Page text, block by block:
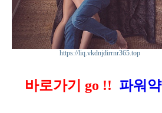
https://liq.vkdnjdirrnr365.top
바로가기 go !! 파워